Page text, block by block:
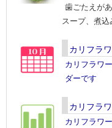
歯ごたえが
スープ、煮
カリフラ
カリフラワ
ダーです
カリフラ
カリフラワ